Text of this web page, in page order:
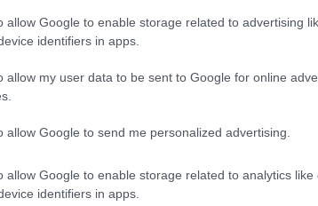
allow Google to enable storage related to advertising
identifiers in apps.
allow my user data to be sent to Google for online
allow Google to send me personalized advertising.
allow Google to enable storage related to analytics like
identifiers in apps.
un muro, sbalzando la vittima a una
di rianimazione da parte del personale
stato nulla da fare.
del pick up, è stato immediatamente
della gravità delle sue condizioni. La
forze dell’ordine e dai soccorritori,
shock e tristezza per l’accaduto.